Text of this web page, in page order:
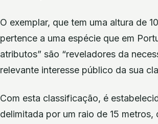
O exemplar, que tem uma altura de
pertence a uma espécie que em
atributos” são “reveladores da
relevante interesse público da sua
Com esta classificação, é
delimitada por um raio de 15